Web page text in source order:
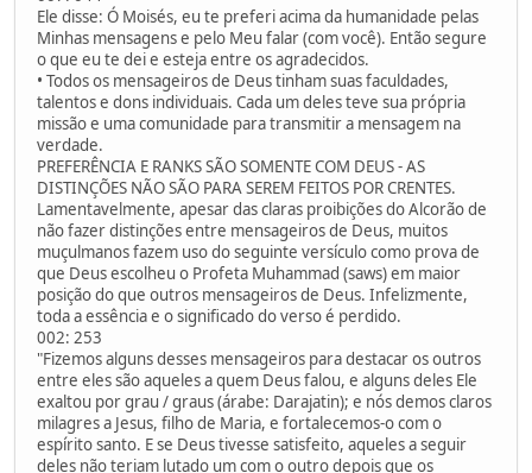
Ele disse: Ó Moisés, eu te preferi acima da humanidade pelas
Minhas mensagens e pelo Meu falar (com você). Então segure
o que eu te dei e esteja entre os agradecidos.
• Todos os mensageiros de Deus tinham suas faculdades,
talentos e dons individuais. Cada um deles teve sua própria
missão e uma comunidade para transmitir a mensagem na
verdade.
PREFERÊNCIA E RANKS SÃO SOMENTE COM DEUS - AS
DISTINÇÕES NÃO SÃO PARA SEREM FEITOS POR CRENTES.
Lamentavelmente, apesar das claras proibições do Alcorão de
não fazer distinções entre mensageiros de Deus, muitos
muçulmanos fazem uso do seguinte versículo como prova de
que Deus escolheu o Profeta Muhammad (saws) em maior
posição do que outros mensageiros de Deus. Infelizmente,
toda a essência e o significado do verso é perdido.
002: 253
"Fizemos alguns desses mensageiros para destacar os outros
entre eles são aqueles a quem Deus falou, e alguns deles Ele
exaltou por grau / graus (árabe: Darajatin); e nós demos claros
milagres a Jesus, filho de Maria, e fortalecemos-o com o
espírito santo. E se Deus tivesse satisfeito, aqueles a seguir
deles não teriam lutado um com o outro depois que os